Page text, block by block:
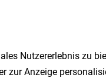
GmbH
Nutzererlebnis zu
zur Anzeige